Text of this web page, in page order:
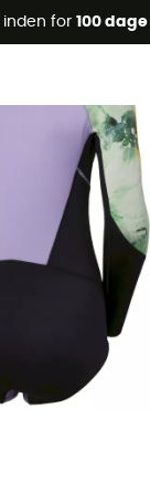
inden for 100 dage
- Kode